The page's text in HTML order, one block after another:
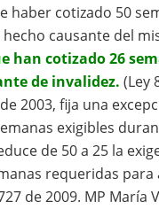
haber cotizado 50
causante del
han cotizado 26
de invalidez. (Ley
2003, fija una
exigibles
de 50 a 25 la
requeridas
de 2009. MP María